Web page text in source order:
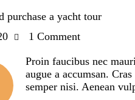
purchase a yacht tour
1 Comment
Proin faucibus nec
augue a accumsan.
semper nisi. Aenean